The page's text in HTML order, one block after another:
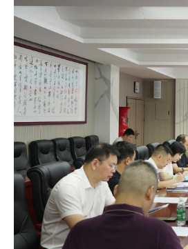
学校召开第五次党代会“两委”工作报
学校组织收看庆祝中国共产党成立105
学校举行庆祝中国共产党成立105周年
学校召开安全稳定风险隐患大排查大
【毕业季】青春焕新 梦起新程 我校
媒体聚焦